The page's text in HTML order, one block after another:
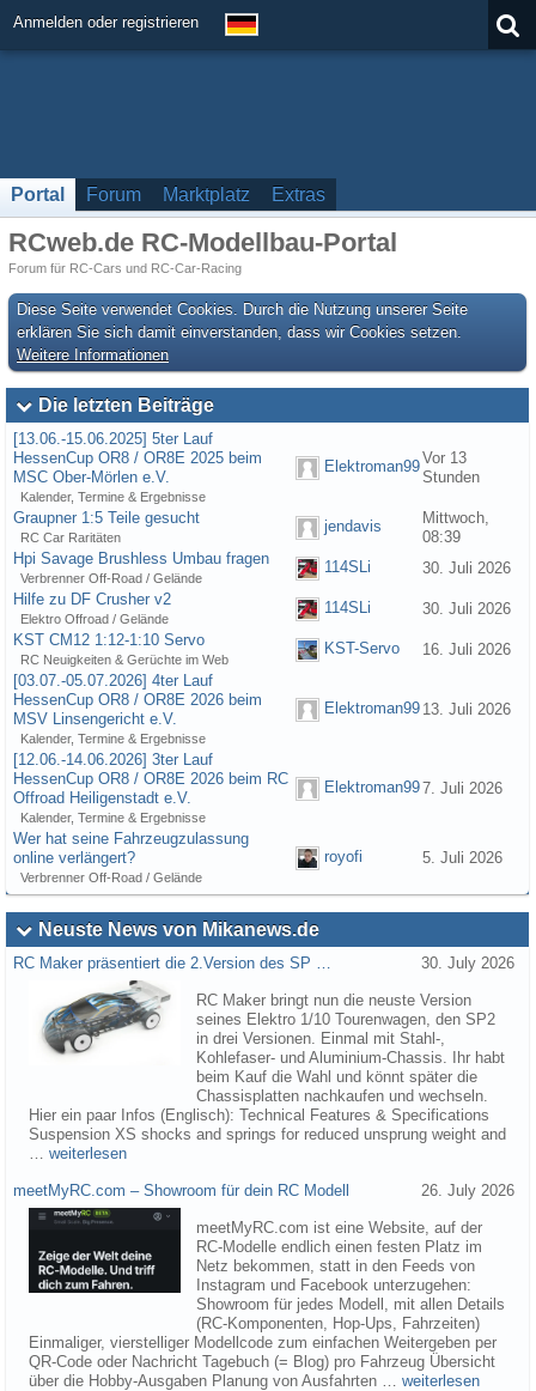
Anmelden oder registrieren
Portal Forum Marktplatz Extras
RCweb.de RC-Modellbau-Portal
Forum für RC-Cars und RC-Car-Racing
Diese Seite verwendet Cookies. Durch die Nutzung unserer Seite
erklären Sie sich damit einverstanden, dass wir Cookies setzen.
Weitere Informationen
Die letzten Beiträge
[13.06.-15.06.2025] 5ter Lauf
HessenCup OR8 / OR8E 2025 beim
MSC Ober-Mörlen e.V.
Kalender, Termine & Ergebnisse
Elektroman99Vor 13
Stunden
Graupner 1:5 Teile gesucht
RC Car Raritäten
jendavis
Mittwoch,
08:39
Hpi Savage Brushless Umbau fragen
Verbrenner Off-Road / Gelände
114SLi
30. Juli 2026
Hilfe zu DF Crusher v2
Elektro Offroad / Gelände
114SLi
30. Juli 2026
KST CM12 1:12-1:10 Servo
RC Neuigkeiten & Gerüchte im Web
KST-Servo
16. Juli 2026
[03.07.-05.07.2026] 4ter Lauf
HessenCup OR8 / OR8E 2026 beim
MSV Linsengericht e.V.
Kalender, Termine & Ergebnisse
Elektroman99 13. Juli 2026
[12.06.-14.06.2026] 3ter Lauf
HessenCup OR8 / OR8E 2026 beim RC
Offroad Heiligenstadt e.V.
Kalender, Termine & Ergebnisse
Elektroman997. Juli 2026
Wer hat seine Fahrzeugzulassung
online verlängert?
Verbrenner Off-Road / Gelände
royofi 5. Juli 2026
Neuste News von Mikanews.de
RC Maker präsentiert die 2.Version des SP … 30. July 2026
RC Maker bringt nun die neuste Version
seines Elektro 1/10 Tourenwagen, den SP2
in drei Versionen. Einmal mit Stahl-,
Kohlefaser- und Aluminium-Chassis. Ihr habt
beim Kauf die Wahl und könnt später die
Chassisplatten nachkaufen und wechseln.
Hier ein paar Infos (Englisch): Technical Features & Specifications
Suspension XS shocks and springs for reduced unsprung weight and
weiterlesen
meetMyRC.com – Showroom für dein RC Modell 26. July 2026
meetMyRC.com ist eine Website, auf der
RC-Modelle endlich einen festen Platz im
Netz bekommen, statt in den Feeds von
Instagram und Facebook unterzugehen:
Showroom für jedes Modell, mit allen Details
(RC-Komponenten, Hop-Ups, Fahrzeiten)
Einmaliger, vierstelliger Modellcode zum einfachen Weitergeben per
QR-Code oder Nachricht Tagebuch (= Blog) pro Fahrzeug Übersicht
über die Hobby-Ausgaben Planung von Ausfahrten … weiterlesen